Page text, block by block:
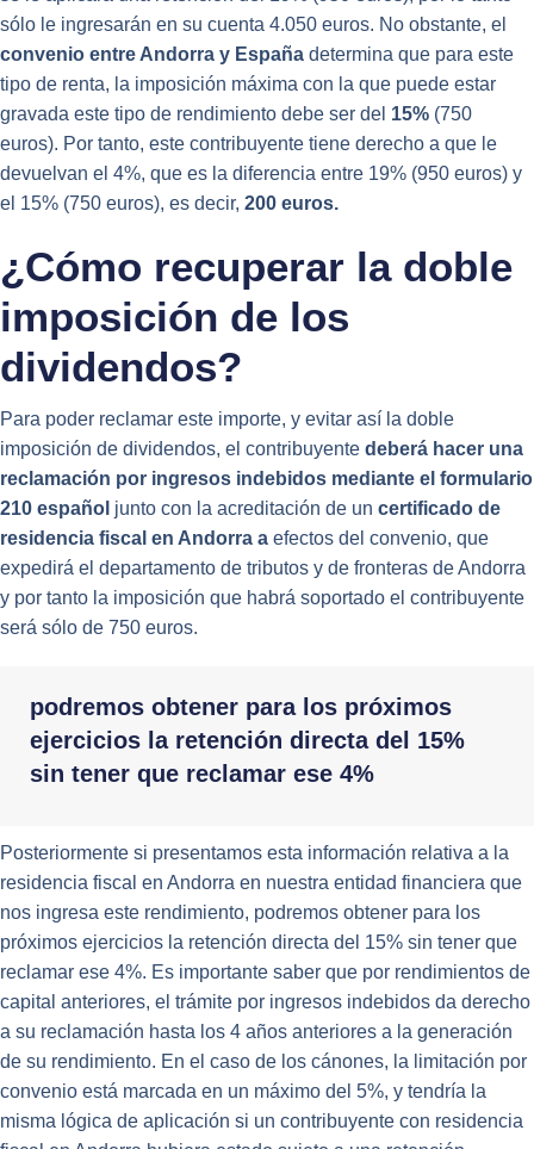
sólo le ingresarán en su cuenta 4.050 euros. No obstante, el
convenio entre Andorra y España determina que para este
tipo de renta, la imposición máxima con la que puede estar
gravada este tipo de rendimiento debe ser del 15% (750
euros). Por tanto, este contribuyente tiene derecho a que le
devuelvan el 4%, que es la diferencia entre 19% (950 euros) y
el 15% (750 euros), es decir, 200 euros.
¿Cómo recuperar la doble
imposición de los
dividendos?
Para poder reclamar este importe, y evitar así la doble
imposición de dividendos, el contribuyente deberá hacer una
reclamación por ingresos indebidos mediante el formulario
210 español junto con la acreditación de un certificado de
residencia fiscal en Andorra a efectos del convenio, que
expedirá el departamento de tributos y de fronteras de Andorra
y por tanto la imposición que habrá soportado el contribuyente
será sólo de 750 euros.
podremos obtener para los próximos
ejercicios la retención directa del 15%
sin tener que reclamar ese 4%
Posteriormente si presentamos esta información relativa a la
residencia fiscal en Andorra en nuestra entidad financiera que
nos ingresa este rendimiento, podremos obtener para los
próximos ejercicios la retención directa del 15% sin tener que
reclamar ese 4%. Es importante saber que por rendimientos de
capital anteriores, el trámite por ingresos indebidos da derecho
a su reclamación hasta los 4 años anteriores a la generación
de su rendimiento. En el caso de los cánones, la limitación por
convenio está marcada en un máximo del 5%, y tendría la
misma lógica de aplicación si un contribuyente con residencia